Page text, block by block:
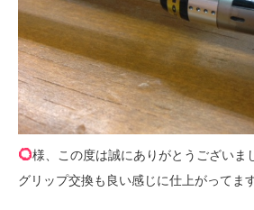
様、この度は誠にありがとうございま
グリップ交換も良い感じに仕上がってま